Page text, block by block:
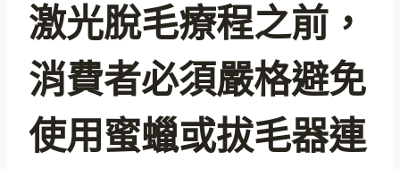
激光脫毛療程之前，
消費者必須嚴格避免
使用蜜蠟或拔毛器連